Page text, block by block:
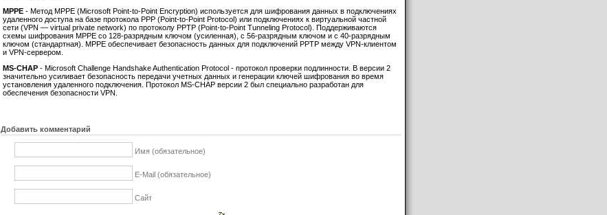
MPPE - Метод MPPE (Microsoft Point-to-Point Encryption) используется для шифрования данных в подключениях
удаленного доступа на базе протокола PPP (Point-to-Point Protocol) или подключениях к виртуальной частной
сети (VPN — virtual private network) по протоколу PPTP (Point-to-Point Tunneling Protocol). Поддерживаются
схемы шифрования MPPE со 128-разрядным ключом (усиленная), с 56-разрядным ключом и с 40-разрядным
ключом (стандартная). MPPE обеспечивает безопасность данных для подключений PPTP между VPN-клиентом
и VPN-сервером.
MS-CHAP - Microsoft Challenge Handshake Authentication Protocol - протокол проверки подлинности. В версии 2
значительно усиливает безопасность передачи учетных данных и генерации ключей шифрования во время
установления удаленного подключения. Протокол MS-CHAP версии 2 был специально разработан для
обеспечения безопасности VPN.
Добавить комментарий
Имя (обязательное)
E-Mail (обязательное)
Сайт